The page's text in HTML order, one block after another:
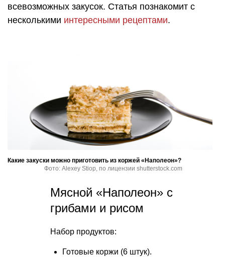
всевозможных закусок. Статья познакомит с
несколькими интересными рецептами.
Какие закуски можно приготовить из коржей «Наполеон»?
Фото: Alexey Stiop, по лицензии shutterstock.com
Мясной «Наполеон» с
грибами и рисом
Набор продуктов:
Готовые коржи (6 штук).